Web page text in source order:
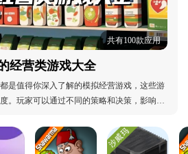
共有100款应用
经营类游戏大全
是值得你深入了解的模拟经营游戏，这些游
。玩家可以通过不同的策略和决策，影响游
满意度和经营效益，每一个选择都可能带来
又充满挑战，快来体验